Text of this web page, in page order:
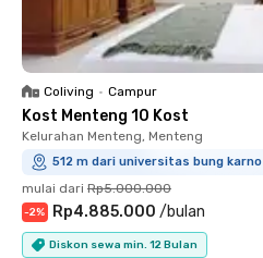
Coliving • Campur
Kost Menteng 10 Kost
Kelurahan Menteng, Menteng
512 m dari universitas bung karno
mulai dari Rp5.000.000
-2% Rp4.885.000 /bulan
Diskon sewa min. 12 Bulan